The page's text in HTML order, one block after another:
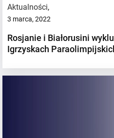
Aktualności,
3 marca, 2022
Rosjanie i Białorusini
Igrzyskach